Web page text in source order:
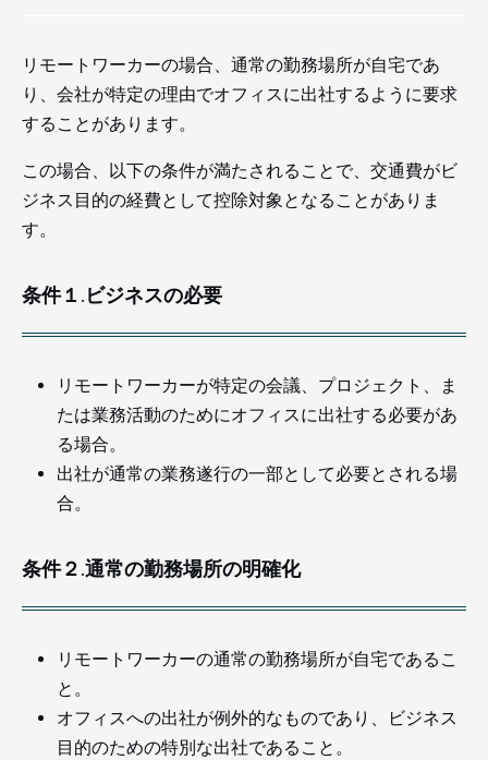
リモートワーカーの場合、通常の勤務場所が自宅であ
り、会社が特定の理由でオフィスに出社するように要求
することがあります。
この場合、以下の条件が満たされることで、交通費がビ
ジネス目的の経費として控除対象となることがありま
す。
条件１.ビジネスの必要
リモートワーカーが特定の会議、プロジェクト、ま
たは業務活動のためにオフィスに出社する必要があ
る場合。
出社が通常の業務遂行の一部として必要とされる場
合。
条件２.通常の勤務場所の明確化
リモートワーカーの通常の勤務場所が自宅であるこ
と。
オフィスへの出社が例外的なものであり、ビジネス
目的のための特別な出社であること。